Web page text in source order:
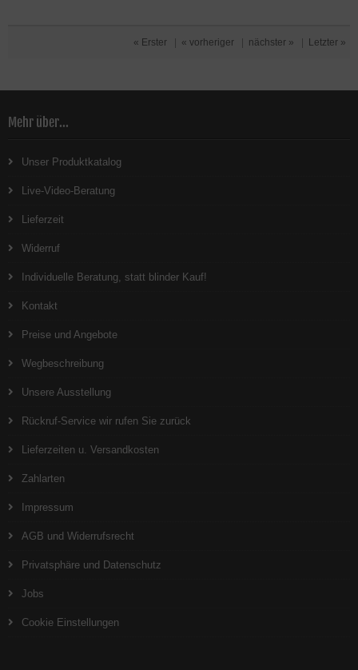
« Erster « vorheriger nächster » Letzter »
Mehr über...
Unser Produktkatalog
Live-Video-Beratung
Lieferzeit
Widerruf
Individuelle Beratung, statt blinder Kauf!
Kontakt
Preise und Angebote
Wegbeschreibung
Unsere Ausstellung
Rückruf-Service wir rufen Sie zurück
Lieferzeiten u. Versandkosten
Zahlarten
Impressum
AGB und Widerrufsrecht
Privatsphäre und Datenschutz
Jobs
Cookie Einstellungen